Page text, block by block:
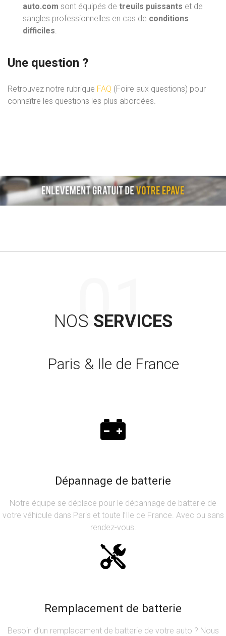
auto.com sont équipés de treuils puissants et de
sangles professionnelles en cas de conditions
difficiles.
Une question ?
Retrouvez notre rubrique FAQ (Foire aux questions) pour
connaître les questions les plus abordées.
NOS SERVICES
Paris & Ile de France
Dépannage de batterie
Notre équipe se déplace pour le dépannage de batterie de
votre véhicule dans Paris et toute l’Ile de France. Avec ou sans
rendez-vous.
Remplacement de batterie
Besoin d’un remplacement de batterie de votre auto ? Nous